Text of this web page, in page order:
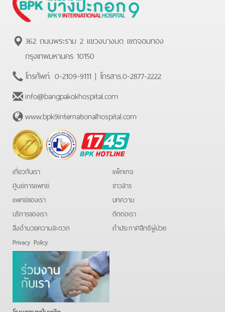
362 ถนนพระราม 2 แขวงบางมด เขตจอมทอง
กรุงเทพมหานคร 10150
โทรศัพท์. 0-2109-9111 | โทรสาร.0-2877-2222
info@bangpakokhospital.com
www.bpk9internationalhospital.com
BPK
Hotline
เกี่ยวกับเรา
ศูนย์การแพทย์
แพทย์ของเรา
บริการของเรา
สิ่งอำนวยความสะดวก
Privacy Policy
แพ็กเกจ
ข่าวสาร
บทความ
ติดต่อเรา
คําประกาศสิทธิผู้ป่วย